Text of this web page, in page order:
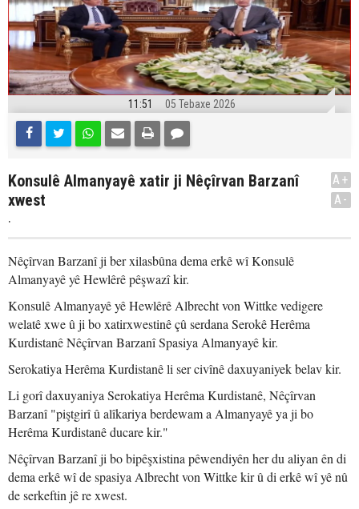
11:51 05 Tebaxe 2026
Konsulê Almanyayê xatir ji Nêçîrvan Barzanî
xwest
.
A+
A-
Nêçîrvan Barzanî ji ber xilasbûna dema erkê wî Konsulê
Almanyayê yê Hewlêrê pêşwazî kir.
Konsulê Almanyayê yê Hewlêrê Albrecht von Wittke vedigere
welatê xwe û ji bo xatirxwestinê çû serdana Serokê Herêma
Kurdistanê Nêçîrvan Barzanî Spasiya Almanyayê kir.
Serokatiya Herêma Kurdistanê li ser civînê daxuyaniyek belav kir.
Li gorî daxuyaniya Serokatiya Herêma Kurdistanê, Nêçîrvan
Barzanî "piştgirî û alîkariya berdewam a Almanyayê ya ji bo
Herêma Kurdistanê ducare kir."
Nêçîrvan Barzanî ji bo bipêşxistina pêwendiyên her du aliyan ên di
dema erkê wî de spasiya Albrecht von Wittke kir û di erkê wî yê nû
de serkeftin jê re xwest.